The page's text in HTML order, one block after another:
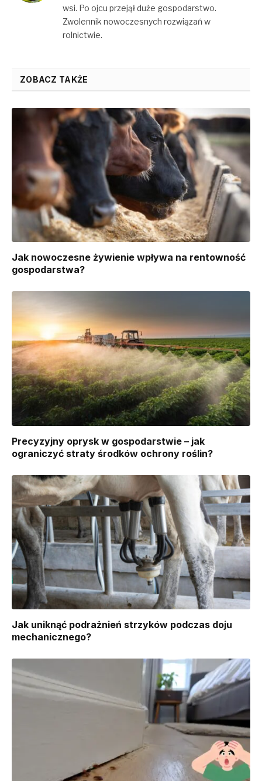
wsi. Po ojcu przejął duże gospodarstwo.
Zwolennik nowoczesnych rozwiązań w
rolnictwie.
ZOBACZ TAKŻE
Jak nowoczesne żywienie wpływa na rentowność
gospodarstwa?
Precyzyjny oprysk w gospodarstwie – jak
ograniczyć straty środków ochrony roślin?
Jak uniknąć podrażnień strzyków podczas doju
mechanicznego?